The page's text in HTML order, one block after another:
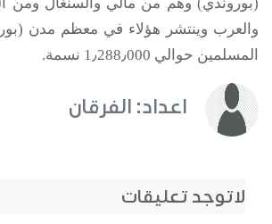
والعرب وينتشر هؤلاء في معظم مدن
المسلمين حوالي 1٫288٫000 نسمة.
اعداد: الفرقان
لاتوجد تعليقات